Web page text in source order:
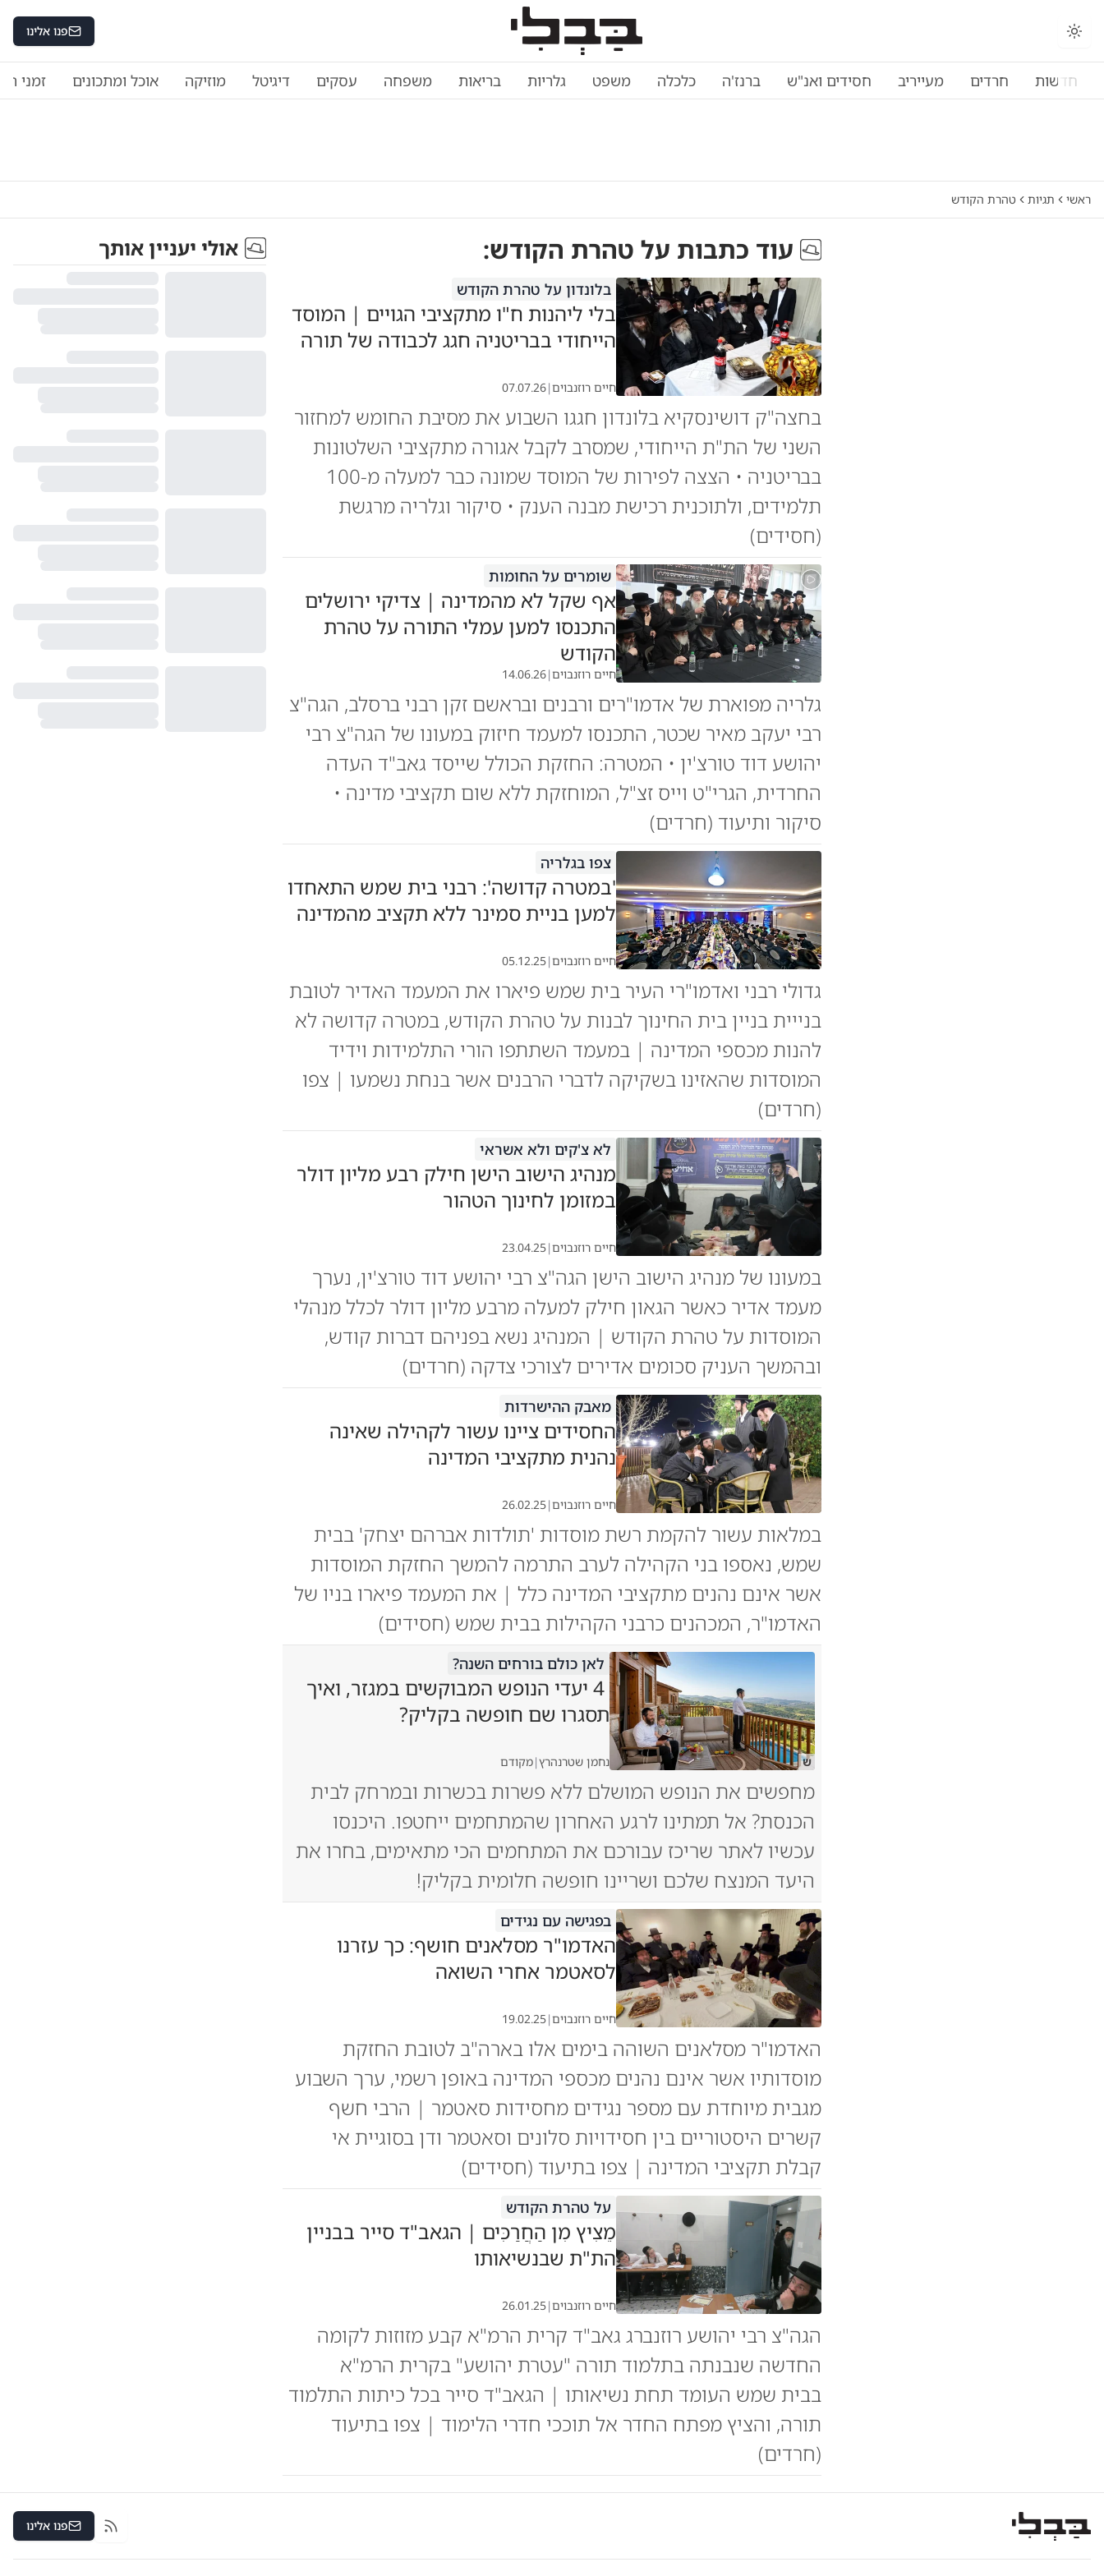
פנו אלינו
חדשות חרדים מעייריב חסידים ואנ"ש ברנז'ה כלכלה משפט גלריות בריאות משפחה עסקים דיגיטל מוזיקה אוכל ומתכונים זמני
ראשי תגיות טהרת הקודש
עוד כתבות על טהרת הקודש:
בלונדון על טהרת הקודש
בלי ליהנות ח"ו מתקציבי הגויים | המוסד
הייחודי בבריטניה חגג לכבודה של תורה
חיים רוזנבוים|
07.07.26
בחצה"ק דושינסקיא בלונדון חגגו השבוע את מסיבת החומש למחזור
השני של הת"ת הייחודי, שמסרב לקבל אגורה מתקציבי השלטונות
בבריטניה • הצצה לפירות של המוסד שמונה כבר למעלה מ-100
תלמידים, ולתוכנית רכישת מבנה הענק • סיקור וגלריה מרגשת
(חסידים)
שומרים על החומות
אף שקל לא מהמדינה | צדיקי ירושלים
התכנסו למען עמלי התורה על טהרת
הקודש
חיים רוזנבוים|
14.06.26
גלריה מפוארת של אדמו"רים ורבנים ובראשם זקן רבני ברסלב, הגה"צ
רבי יעקב מאיר שכטר, התכנסו למעמד חיזוק במעונו של הגה"צ רבי
יהושע דוד טורצ'ין • המטרה: החזקת הכולל שייסד גאב"ד העדה
החרדית, הגרי"ט וייס זצ"ל, המוחזקת ללא שום תקציבי מדינה •
סיקור ותיעוד (חרדים)
צפו בגלריה
'במטרה קדושה': רבני בית שמש התאחדו
למען בניית סמינר ללא תקציב מהמדינה
חיים רוזנבוים|
05.12.25
גדולי רבני ואדמו"רי העיר בית שמש פיארו את המעמד האדיר לטובת
בנייית בניין בית החינוך לבנות על טהרת הקודש, במטרה קדושה לא
להנות מכספי המדינה | במעמד השתתפו הורי התלמידות וידיד
המוסדות שהאזינו בשקיקה לדברי הרבנים אשר בנחת נשמעו | צפו
(חרדים)
לא צ'קים ולא אשראי
מנהיג הישוב הישן חילק רבע מליון דולר
במזומן לחינוך הטהור
חיים רוזנבוים|
23.04.25
במעונו של מנהיג הישוב הישן הגה"צ רבי יהושע דוד טורצ'ין, נערך
מעמד אדיר כאשר הגאון חילק למעלה מרבע מליון דולר לכלל מנהלי
המוסדות על טהרת הקודש | המנהיג נשא בפניהם דברות קודש,
ובהמשך העניק סכומים אדירים לצורכי צדקה (חרדים)
מאבק ההישרדות
החסידים ציינו עשור לקהילה שאינה
נהנית מתקציבי המדינה
חיים רוזנבוים|
26.02.25
במלאות עשור להקמת רשת מוסדות 'תולדות אברהם יצחק' בבית
שמש, נאספו בני הקהילה לערב התרמה להמשך החזקת המוסדות
אשר אינם נהנים מתקציבי המדינה כלל | את המעמד פיארו בניו של
האדמו"ר, המכהנים כרבני הקהילות בבית שמש (חסידים)
ש
לאן כולם בורחים השנה?
4 יעדי הנופש המבוקשים במגזר, ואיך
תסגרו שם חופשה בקליק?
נחמן שטרנהרץ|מקודם
מחפשים את הנופש המושלם ללא פשרות בכשרות ובמרחק לבית
הכנסת? אל תמתינו לרגע האחרון שהמתחמים ייחטפו. היכנסו
עכשיו לאתר שריכז עבורכם את המתחמים הכי מתאימים, בחרו את
היעד המנצח שלכם ושריינו חופשה חלומית בקליק!
בפגישה עם נגידים
האדמו"ר מסלאנים חושף: כך עזרנו
לסאטמר אחרי השואה
חיים רוזנבוים|
19.02.25
האדמו"ר מסלאנים השוהה בימים אלו בארה"ב לטובת החזקת
מוסדותיו אשר אינם נהנים מכספי המדינה באופן רשמי, ערך השבוע
מגבית מיוחדת עם מספר נגידים מחסידות סאטמר | הרבי חשף
קשרים היסטוריים בין חסידויות סלונים וסאטמר ודן בסוגיית אי
קבלת תקציבי המדינה | צפו בתיעוד (חסידים)
על טהרת הקודש
מֵצִיץ מִן הַחֲרַכִּים | הגאב"ד סייר בבניין
הת"ת שבנשיאותו
חיים רוזנבוים|
26.01.25
הגה"צ רבי יהושע רוזנברג גאב"ד קרית הרמ"א קבע מזוזות לקומה
החדשה שנבנתה בתלמוד תורה "עטרת יהושע" בקרית הרמ"א
בבית שמש העומד תחת נשיאותו | הגאב"ד סייר בכל כיתות התלמוד
תורה, והציץ מפתח החדר אל תוככי חדרי הלימוד | צפו בתיעוד
(חרדים)
אולי יעניין אותך
RSS פנו אלינו